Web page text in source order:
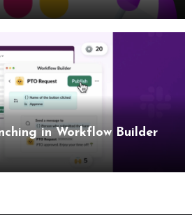
in Workflow Builder